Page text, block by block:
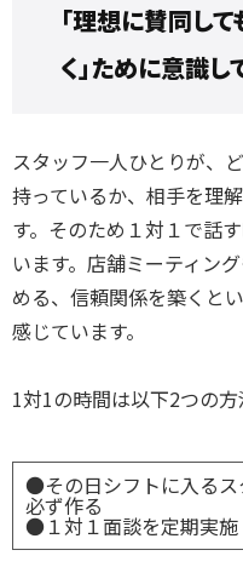
「理想に賛同し
く」ために意識し
スタッフ一人ひとりが、
持っているか、相手を理
す。そのため１対１で話
います。店舗ミーティン
める、信頼関係を築くと
感じています。
1対1の時間は以下2つの方
●その日シフトに入るス
必ず作る
●１対１面談を定期実施